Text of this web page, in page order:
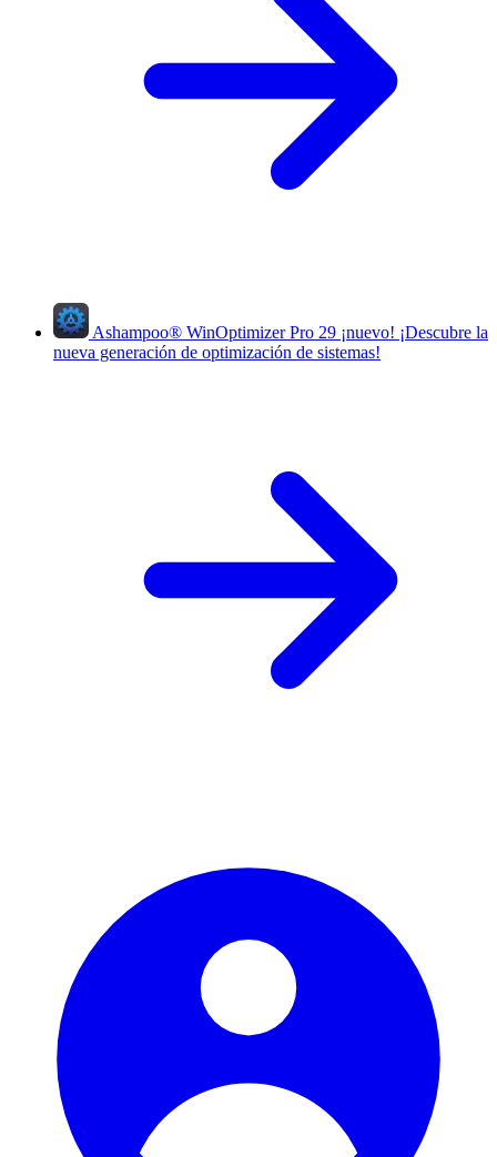
Ashampoo® WinOptimizer Pro 29 ¡nuevo! ¡Descubre la
nueva generación de optimización de sistemas!